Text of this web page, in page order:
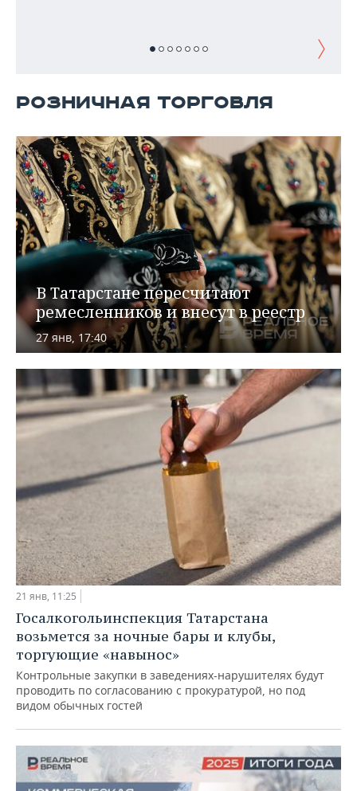
ТЕЛЕКОММУНИКАЦИИ
ВОЛЕЙБОЛ
КИБЕРСПОРТ
ФИГУРНОЕ КАТАНИЕ
ВОДНЫЕ ВИДЫ СПОРТА
ХОККЕЙ С МЯЧОМ
НОВОСТИ ОБЩЕСТВА
ИСТОРИЯ
КУЛЬТУРА
МЕДИЦИНА
ОБРАЗОВАНИЕ
ПРОИСШЕСТВИЯ
СПИСОК ПЕРСОН
СПИСОК КОМПАНИЙ
ПОЛНАЯ ВЕРСИЯ
РОЗНИЧНАЯ ТОРГОВЛЯ
В Татарстане пересчитают
ремесленников и внесут в реестр
27 янв, 17:40
21 янв, 11:25
Госалкогольинспекция Татарстана
возьмется за ночные бары и клубы,
торгующие «навынос»
Контрольные закупки в заведениях-нарушителях будут
проводить по согласованию с прокуратурой, но под
видом обычных гостей